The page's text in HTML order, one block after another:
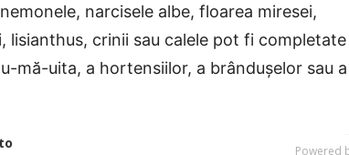
narcisele albe, floarea miresei,
lisianthus, crinii sau calele pot fi completate
mă-uita, a hortensiilor, a brândușelor sau a